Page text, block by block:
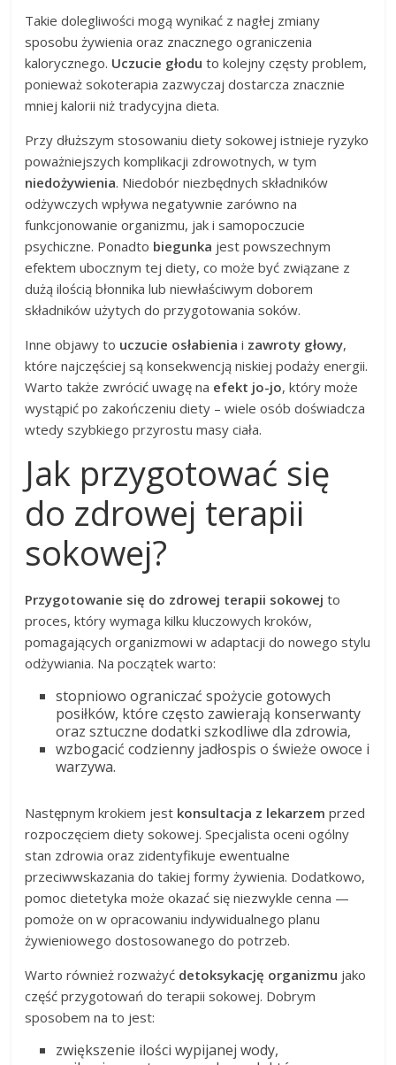
Takie dolegliwości mogą wynikać z nagłej zmiany
sposobu żywienia oraz znacznego ograniczenia
kalorycznego. Uczucie głodu to kolejny częsty problem,
ponieważ sokoterapia zazwyczaj dostarcza znacznie
mniej kalorii niż tradycyjna dieta.
Przy dłuższym stosowaniu diety sokowej istnieje ryzyko
poważniejszych komplikacji zdrowotnych, w tym
niedożywienia. Niedobór niezbędnych składników
odżywczych wpływa negatywnie zarówno na
funkcjonowanie organizmu, jak i samopoczucie
psychiczne. Ponadto biegunka jest powszechnym
efektem ubocznym tej diety, co może być związane z
dużą ilością błonnika lub niewłaściwym doborem
składników użytych do przygotowania soków.
Inne objawy to uczucie osłabienia i zawroty głowy,
które najczęściej są konsekwencją niskiej podaży energii.
Warto także zwrócić uwagę na efekt jo-jo, który może
wystąpić po zakończeniu diety – wiele osób doświadcza
wtedy szybkiego przyrostu masy ciała.
Jak przygotować się
do zdrowej terapii
sokowej?
Przygotowanie się do zdrowej terapii sokowej to
proces, który wymaga kilku kluczowych kroków,
pomagających organizmowi w adaptacji do nowego stylu
odżywiania. Na początek warto:
stopniowo ograniczać spożycie gotowych
posiłków, które często zawierają konserwanty
oraz sztuczne dodatki szkodliwe dla zdrowia,
wzbogacić codzienny jadłospis o świeże owoce i
warzywa.
Następnym krokiem jest konsultacja z lekarzem przed
rozpoczęciem diety sokowej. Specjalista oceni ogólny
stan zdrowia oraz zidentyfikuje ewentualne
przeciwwskazania do takiej formy żywienia. Dodatkowo,
pomoc dietetyka może okazać się niezwykle cenna —
pomoże on w opracowaniu indywidualnego planu
żywieniowego dostosowanego do potrzeb.
Warto również rozważyć detoksykację organizmu jako
część przygotowań do terapii sokowej. Dobrym
sposobem na to jest:
zwiększenie ilości wypijanej wody,